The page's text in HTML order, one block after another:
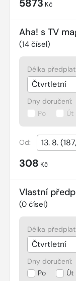
5873 Kč
Aha! s TV
(14 čísel)
Délka
Dny doručení:
Po
Út
Od:
308 Kč
Vlastní
(0 čísel)
Délka
Dny doručení:
Po
Út